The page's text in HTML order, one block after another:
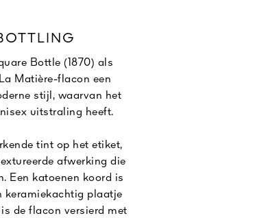
Bottle (1870) als
Matière-flacon een
stijl, waarvan het
uitstraling heeft.
tint op het etiket,
afwerking die
Een katoenen koord is
keramiekachtig plaatje
de flacon versierd met